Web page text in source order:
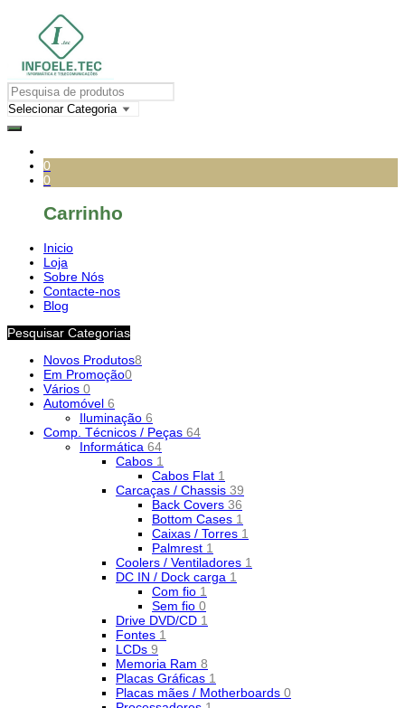
0
0
Carrinho
Inicio
Loja
Sobre Nós
Contacte-nos
Blog
Pesquisar Categorias
Novos Produtos8
Em Promoção0
Vários 0
Automóvel 6
Iluminação 6
Comp. Técnicos / Peças 64
Informática 64
Cabos 1
Cabos Flat 1
Carcaças / Chassis 39
Back Covers 36
Bottom Cases 1
Caixas / Torres 1
Palmrest 1
Coolers / Ventiladores 1
DC IN / Dock carga 1
Com fio 1
Sem fio 0
Drive DVD/CD 1
Fontes 1
LCDs 9
Memoria Ram 8
Placas Gráficas 1
Placas mães / Motherboards 0